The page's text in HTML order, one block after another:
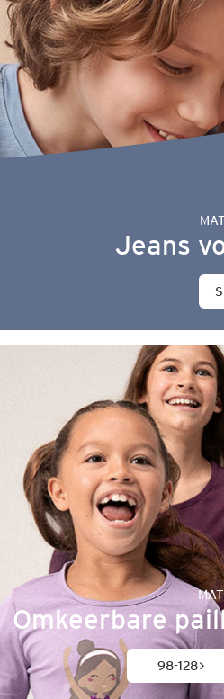
Jeans
Omkeerbare
98-128